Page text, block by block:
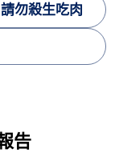
請勿殺生吃肉
告